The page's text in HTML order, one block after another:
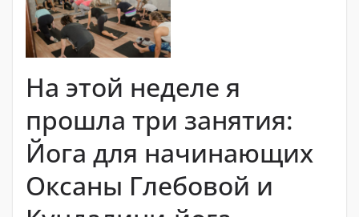
На этой неделе я
прошла три занятия:
Йога для начинающих
Оксаны Глебовой и